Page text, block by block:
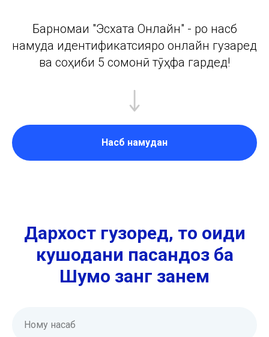
Барномаи "Эсхата Онлайн" - ро насб
намуда идентификатсияро онлайн гузаред
ва соҳиби 5 сомонӣ тӯҳфа гардед!
Насб намудан
Дархост гузоред, то оиди
кушодани пасандоз ба
Шумо занг занем
Ному насаб